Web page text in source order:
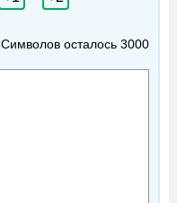
Символов осталось3000